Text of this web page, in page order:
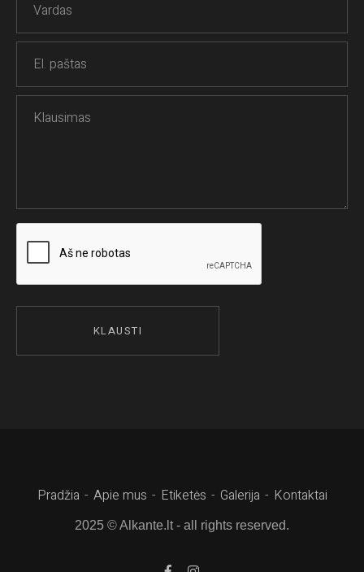
Pradžia Apie mus Etiketės Galerija Kontaktai
2025 © Alkante.lt - all rights reserved.